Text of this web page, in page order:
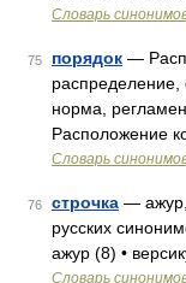
Словарь
75 порядок —
распределение,
норма,
Расположение
Словарь
76 строчка — ажур,
русских
ажур (8) •
Словарь